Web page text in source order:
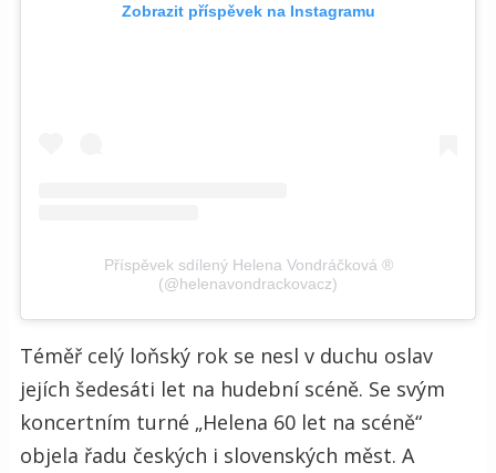
Zobrazit příspěvek na Instagramu
Příspěvek sdílený Helena Vondráčková ®
(@helenavondrackovacz)
Téměř celý loňský rok se nesl v duchu oslav
jejích šedesáti let na hudební scéně. Se svým
koncertním turné „Helena 60 let na scéně“
objela řadu českých i slovenských měst. A